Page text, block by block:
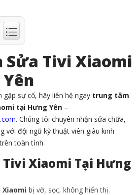
Sửa Tivi Xiaomi
gặp sự cố, hãy liên hệ ngay trung tâm
tại Hưng Yên –
. Chúng tôi chuyên nhận sửa chữa,
với đội ngũ kỹ thuật viên giàu kinh
toàn tỉnh.
Tivi Xiaomi Tại Hưng
Xiaomi bị vỡ, sọc, không hiển thị.